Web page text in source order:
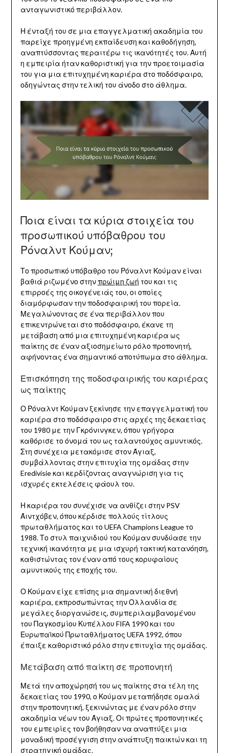
ανταγωνιστικό περιβάλλον.
Η ένταξή του σε μια επαγγελματική ακαδημία του
παρείχε προηγμένη εκπαίδευση και καθοδήγηση,
αναπτύσσοντας περαιτέρω τις ικανότητές του. Αυτή
η εμπειρία ήταν καθοριστική για την προετοιμασία
του για μια επιτυχημένη καριέρα στο ποδόσφαιρο,
οδηγώντας στην τελική του άνοδο στο άθλημα.
Ποια είναι τα κύρια στοιχεία του
προσωπικού υπόβαθρου του
Ρόναλντ Κούμαν;
Το προσωπικό υπόβαθρο του Ρόναλντ Κούμαν είναι
βαθιά ριζωμένο στηνπρώιμη ζωή του και τις
επιρροές της οικογένειάς του, οι οποίες
διαμόρφωσαν την ποδοσφαιρική του πορεία.
Μεγαλώνοντας σε ένα περιβάλλον που
επικεντρώνεται στο ποδόσφαιρο, έκανε τη
μετάβαση από μια επιτυχημένη καριέρα ως
παίκτης σε έναν αξιοσημείωτο ρόλο προπονητή,
αφήνοντας ένα σημαντικό αποτύπωμα στο άθλημα.
Επισκόπηση της ποδοσφαιρικής του καριέρας
ως παίκτης
Ο Ρόναλντ Κούμαν ξεκίνησε την επαγγελματική του
καριέρα στο ποδόσφαιρο στις αρχές της δεκαετίας
του 1980 με την Γκρόνινγκεν, όπου γρήγορα
καθόρισε το όνομά του ως ταλαντούχος αμυντικός.
Στη συνέχεια μετακόμισε στον Άγιαξ,
συμβάλλοντας στην επιτυχία της ομάδας στην
Eredivisie και κερδίζοντας αναγνώριση για τις
ισχυρές εκτελέσεις φάουλ του.
Η καριέρα του συνέχισε να ανθίζει στην PSV
Άιντχόβεν, όπου κέρδισε πολλούς τίτλους
πρωταθλήματος και το UEFA Champions League το
1988. Το στυλ παιχνιδιού του Κούμαν συνδύασε την
τεχνική ικανότητα με μια ισχυρή τακτική κατανόηση,
καθιστώντας τον έναν από τους κορυφαίους
αμυντικούς της εποχής του.
Ο Κούμαν είχε επίσης μια σημαντική διεθνή
καριέρα, εκπροσωπώντας την Ολλανδία σε
μεγάλες διοργανώσεις, συμπεριλαμβανομένου
του Παγκοσμίου Κυπέλλου FIFA 1990 και του
Ευρωπαϊκού Πρωταθλήματος UEFA 1992, όπου
έπαιξε καθοριστικό ρόλο στην επιτυχία της ομάδας.
Μετάβαση από παίκτη σε προπονητή
Μετά την αποχώρησή του ως παίκτης στα τέλη της
δεκαετίας του 1990, ο Κούμαν μεταπήδησε ομαλά
στην προπονητική, ξεκινώντας με έναν ρόλο στην
ακαδημία νέων του Άγιαξ. Οι πρώτες προπονητικές
του εμπειρίες τον βοήθησαν να αναπτύξει μια
μοναδική προσέγγιση στην ανάπτυξη παικτών και τη
στρατηγική ομάδας.